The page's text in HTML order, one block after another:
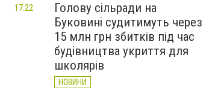
Голову сільради на
Буковині судитимуть через
15 млн грн збитків під час
будівництва укриття для
школярів
НОВИНИ
17:22